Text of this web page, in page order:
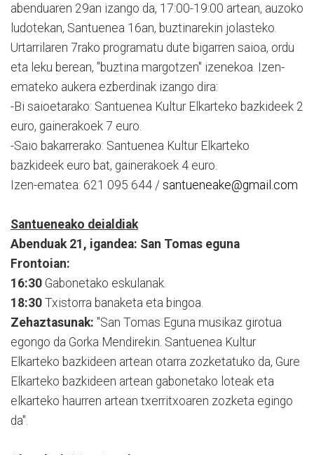
abenduaren 29an izango da, 17:00-19:00 artean, auzoko
ludotekan, Santuenea 16an, buztinarekin jolasteko.
Urtarrilaren 7rako programatu dute bigarren saioa, ordu
eta leku berean, "buztina margotzen" izenekoa. Izen-
emateko aukera ezberdinak izango dira:
-Bi saioetarako: Santuenea Kultur Elkarteko bazkideek 2
euro, gainerakoek 7 euro.
-Saio bakarrerako: Santuenea Kultur Elkarteko
bazkideek euro bat, gainerakoek 4 euro.
Izen-ematea: 621 095 644 / santueneake@gmail.com
Santueneako deialdiak
Abenduak 21, igandea: San Tomas eguna
Frontoian:
16:30 Gabonetako eskulanak.
18:30 Txistorra banaketa eta bingoa.
Zehaztasunak: "San Tomas Eguna musikaz girotua
egongo da Gorka Mendirekin. Santuenea Kultur
Elkarteko bazkideen artean otarra zozketatuko da, Gure
Elkarteko bazkideen artean gabonetako loteak eta
elkarteko haurren artean txerritxoaren zozketa egingo
da".